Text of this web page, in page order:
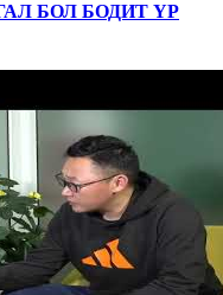
БОЛ БОДИТ ҮР